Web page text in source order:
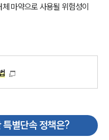
마약으로 사용될 위험성이
별단속 정책은?